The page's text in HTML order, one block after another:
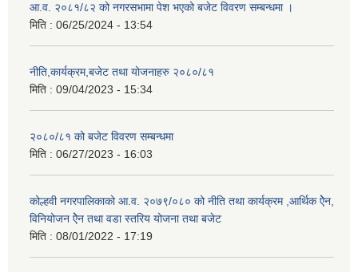
आ.व. २०८१/८२ को नगरसभामा पेश भएको बजेट विवरण सम्बन्धमा ।
मिति : 06/25/2024 - 13:54
नीति,कार्यक्रम,बजेट तथा योजनाहरु २०८०/८१
मिति : 09/04/2023 - 15:34
२०८०/८१ को बजेट विवरण सम्बन्धमा
मिति : 06/27/2023 - 16:03
कोल्हवी नगरपालिकाको आ.व. २०७९/०८० को नीति तथा कार्यक्रम ,आर्थिक ऐेन,
विनियोजन ऐेन तथा वडा स्तरिय योजना तथा बजेट
मिति : 08/01/2022 - 17:19